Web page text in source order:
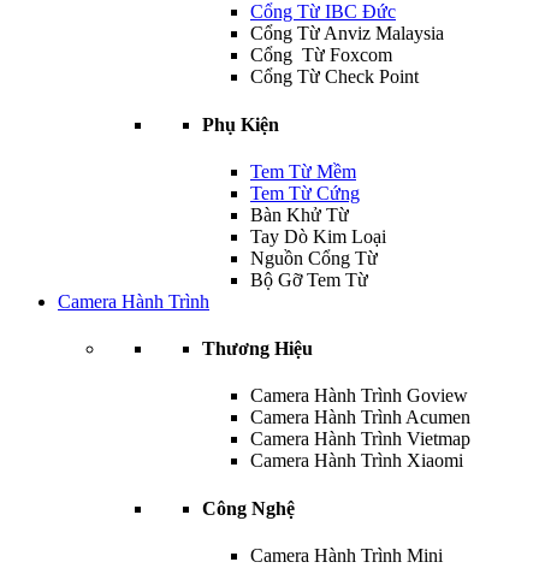
Cổng Từ IBC Đức
Cổng Từ Anviz Malaysia
Cổng Từ Foxcom
Cổng Từ Check Point
Phụ Kiện
Tem Từ Mềm
Tem Từ Cứng
Bàn Khử Từ
Tay Dò Kim Loại
Nguồn Cổng Từ
Bộ Gỡ Tem Từ
Camera Hành Trình
Thương Hiệu
Camera Hành Trình Goview
Camera Hành Trình Acumen
Camera Hành Trình Vietmap
Camera Hành Trình Xiaomi
Công Nghệ
Camera Hành Trình Mini